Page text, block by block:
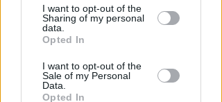
by third parties on the IAB’s list of
downstream participants.
by us to third parties on the IAB’s List of
Downstream Participants that may
further disclose it to other third parties.
I want to opt-out of the
Sharing of my personal
data.
Opted In
I want to opt-out of the
Sale of my Personal
Data.
Opted In
dell'anno
Redazione